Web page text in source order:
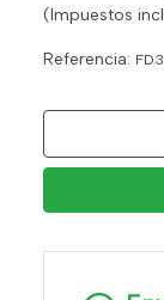
(Impuestos
Referencia: